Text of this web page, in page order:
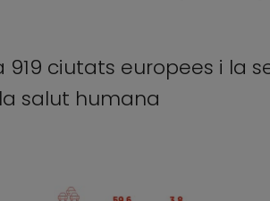
919 ciutats europees i
salut humana